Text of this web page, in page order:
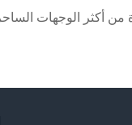
من أكثر الوجهات